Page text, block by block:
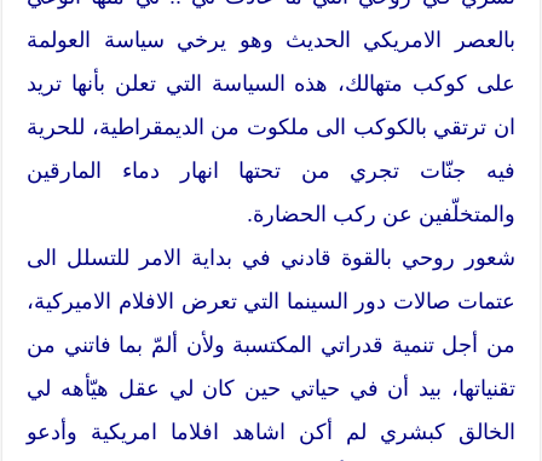
بالعصر الامريكي الحديث وهو يرخي سياسة العولمة
على كوكب متهالك، هذه السياسة التي تعلن بأنها تريد
ان ترتقي بالكوكب الى ملكوت من الديمقراطية، للحرية
فيه جنّات تجري من تحتها انهار دماء المارقين
والمتخلّفين عن ركب الحضارة.
شعور روحي بالقوة قادني في بداية الامر للتسلل الى
عتمات صالات دور السينما التي تعرض الافلام الاميركية،
من أجل تنمية قدراتي المكتسبة ولأن ألمّ بما فاتني من
تقنياتها، بيد أن في حياتي حين كان لي عقل هيّأهه لي
الخالق كبشري لم أكن اشاهد افلاما امريكية وأدعو